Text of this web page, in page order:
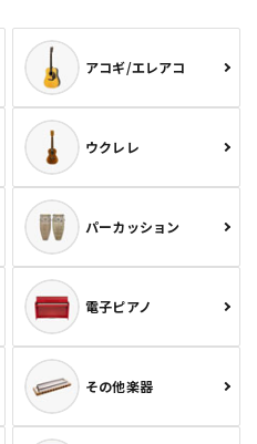
アコギ/エレアコ
ウクレレ
パーカッション
電子ピアノ
その他楽器